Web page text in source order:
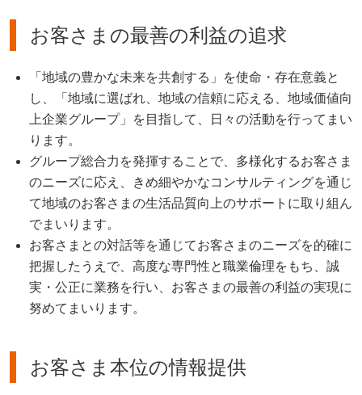
お客さまの最善の利益の追求
「地域の豊かな未来を共創する」を使命・存在意義と
し、「地域に選ばれ、地域の信頼に応える、地域価値向
上企業グループ」を目指して、日々の活動を行ってまい
ります。
グループ総合力を発揮することで、多様化するお客さま
のニーズに応え、きめ細やかなコンサルティングを通じ
て地域のお客さまの生活品質向上のサポートに取り組ん
でまいります。
お客さまとの対話等を通じてお客さまのニーズを的確に
把握したうえで、高度な専門性と職業倫理をもち、誠
実・公正に業務を行い、お客さまの最善の利益の実現に
努めてまいります。
お客さま本位の情報提供